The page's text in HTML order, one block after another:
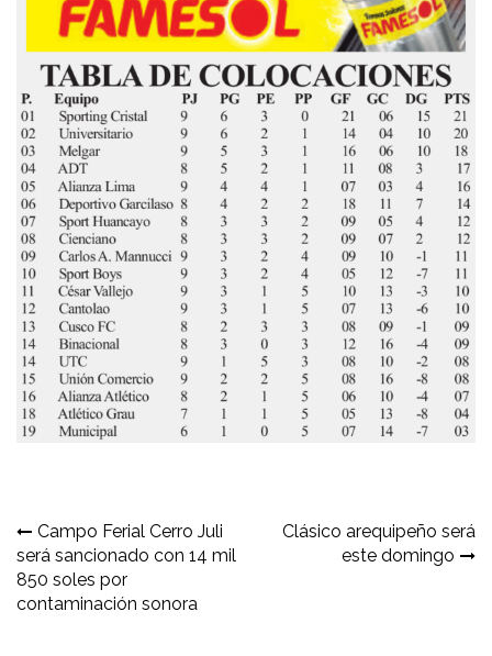
Navegación
de
entradas
Campo Ferial Cerro Juli
será sancionado con 14 mil
850 soles por
contaminación sonora
Clásico arequipeño será
este domingo